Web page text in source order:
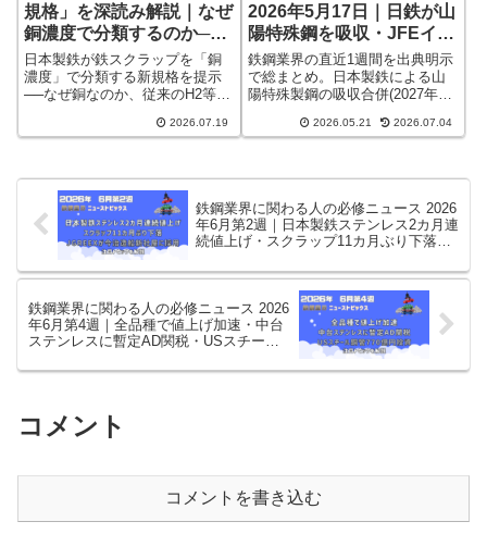
規格」を深読み解説｜なぜ
銅濃度で分類するのか──
電炉時代の原料争奪戦・
2026年7月最新版
日本製鉄が鉄スクラップを「銅
濃度」で分類する新規格を提示
──なぜ銅なのか、従来のH2等級
炉転換投資と2029年からの逆
情報ベースで深読み解説しま
2026.07.19
2026年5月17日｜日鉄が山
陽特殊鋼を吸収・JFEイン
ド第3製鉄所・大同特殊鋼
+15.2%
鉄鋼業界の直近1週間を出典明示
で総まとめ。日本製鉄による山
陽特殊製鋼の吸収合併(2027年4
本格始動、大同特殊鋼の純利益
整理。
2026.05.21 2026.07.04
鉄鋼業界に関わる人の必修ニュース 2026
年6月第2週｜日本製鉄ステンレス2カ月連
続値上げ・スクラップ11カ月ぶり下落・
だけ押さえれば情報通
鉄鋼業界に関わる人の必修ニュース 2026
年6月第4週｜全品種で値上げ加速・中台
ステンレスに暫定AD関税・USスチール
情報通
コメント
コメントを書き込む